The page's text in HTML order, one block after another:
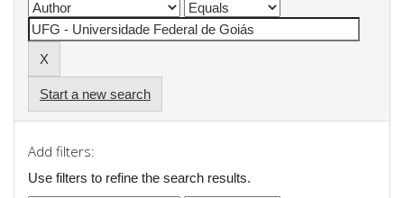
Start a new search
Add filters:
Use filters to refine the search results.